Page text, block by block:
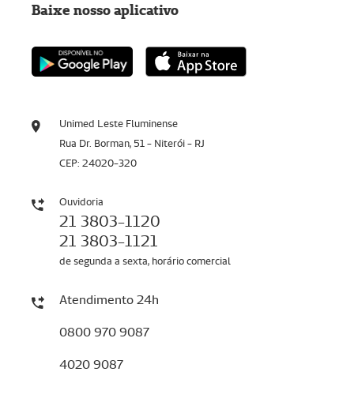
Unimed Leste Fluminense
Rua Dr. Borman, 51 - Niterói - RJ
CEP: 24020-320
Ouvidoria
21 3803-1120
21 3803-1121
de segunda a sexta, horário comercial
Atendimento 24h
0800 970 9087
4020 9087
Baixe nosso aplicativo